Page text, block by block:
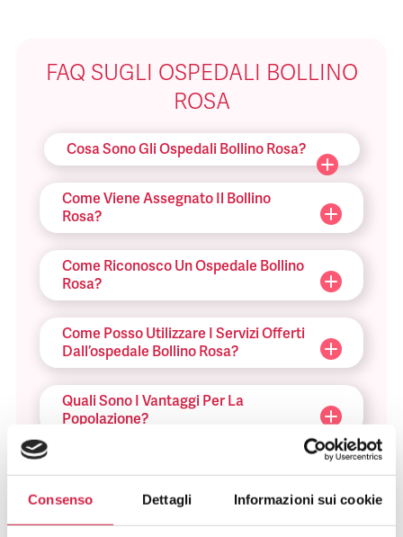
Consenso Dettagli Informazioni sui cookie
FAQ SUGLI OSPEDALI BOLLINO
ROSA
Cosa Sono Gli Ospedali Bollino Rosa?
Come Viene Assegnato Il Bollino
Rosa?
Come Riconosco Un Ospedale Bollino
Rosa?
Come Posso Utilizzare I Servizi Offerti
Dall’ospedale Bollino Rosa?
Quali Sono I Vantaggi Per La
Popolazione?